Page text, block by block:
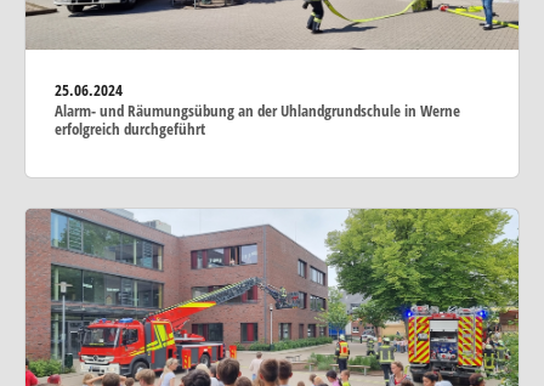
25.06.2024
Alarm- und Räumungsübung an der Uhlandgrundschule in Werne
erfolgreich durchgeführt